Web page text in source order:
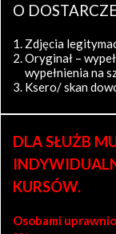
O
Zdjęcia
Oryginał –
wypełnienia na
Ksero/ skan
DLA SŁUŻB
KURSÓW.
Osobami